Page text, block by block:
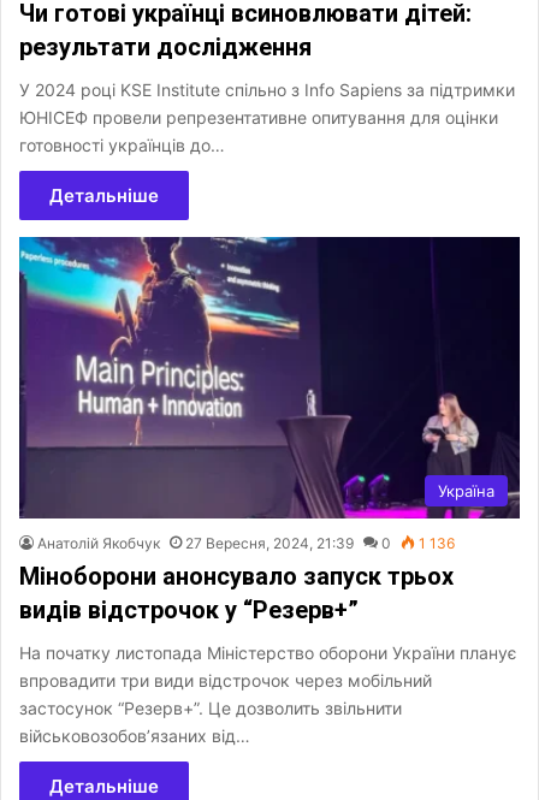
Чи готові українці всиновлювати дітей:
результати дослідження
У 2024 році KSE Institute спільно з Info Sapiens за підтримки
ЮНІСЕФ провели репрезентативне опитування для оцінки
готовності українців до…
Детальніше
Україна
Анатолій Якобчук 27 Вересня, 2024, 21:39 0 1 136
Міноборони анонсувало запуск трьох
видів відстрочок у “Резерв+”
На початку листопада Міністерство оборони України планує
впровадити три види відстрочок через мобільний
застосунок “Резерв+”. Це дозволить звільнити
військовозобов’язаних від…
Детальніше